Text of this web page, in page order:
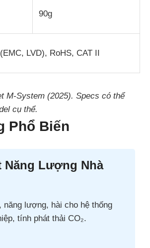
90g
LVD), RoHS, CAT II
M-System (2025). Specs có thể
cụ thể.
Phổ Biến
Năng Lượng Nhà
năng lượng, hài cho hệ thống
tính phát thải CO₂.